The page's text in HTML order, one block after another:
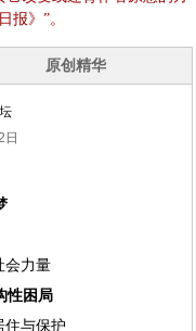
报》”。